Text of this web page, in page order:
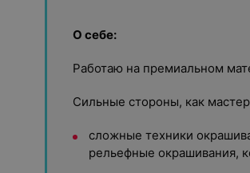
О себе:
Работаю на премиальном
Сильные стороны, как
сложные техники
рельефные окрашивания,